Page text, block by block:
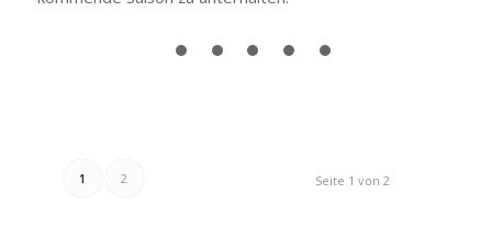
Seite 1 von 2
1 2